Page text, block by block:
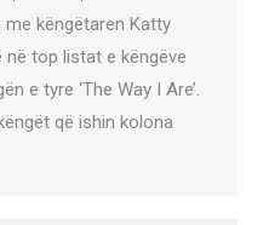
me këngëtaren Katty
në top listat e këngëve
e tyre ‘The Way I Are’.
që ishin kolona